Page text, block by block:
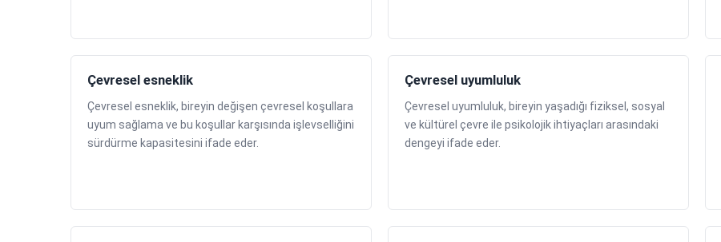
Çevresel esneklik
Çevresel esneklik, bireyin değişen çevresel koşullara
uyum sağlama ve bu koşullar karşısında işlevselliğini
sürdürme kapasitesini ifade eder.
Çevresel uyumluluk
Çevresel uyumluluk, bireyin yaşadığı fiziksel, sosyal
ve kültürel çevre ile psikolojik ihtiyaçları arasındaki
dengeyi ifade eder.